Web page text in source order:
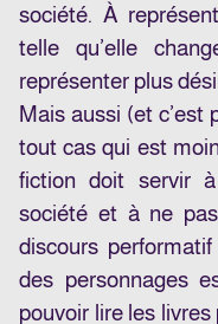
société. À
telle qu’elle
représenter plus
Mais aussi (et c’est
tout cas qui est
fiction doit servir
société et à ne
discours
des personnages
pouvoir lire les